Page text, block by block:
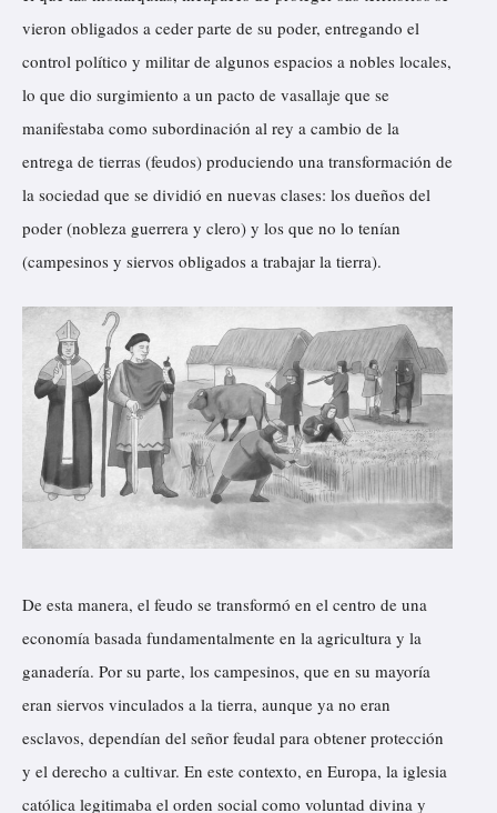
vieron obligados a ceder parte de su poder, entregando el
control político y militar de algunos espacios a nobles locales,
lo que dio surgimiento a un pacto de vasallaje que se
manifestaba como subordinación al rey a cambio de la
entrega de tierras (feudos) produciendo una transformación de
la sociedad que se dividió en nuevas clases: los dueños del
poder (nobleza guerrera y clero) y los que no lo tenían
(campesinos y siervos obligados a trabajar la tierra).
De esta manera, el feudo se transformó en el centro de una
economía basada fundamentalmente en la agricultura y la
ganadería. Por su parte, los campesinos, que en su mayoría
eran siervos vinculados a la tierra, aunque ya no eran
esclavos, dependían del señor feudal para obtener protección
y el derecho a cultivar. En este contexto, en Europa, la iglesia
católica legitimaba el orden social como voluntad divina y